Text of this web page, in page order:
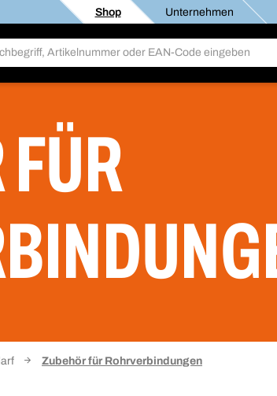
Shop Unternehmen
Zubehör für Rohrverbindungen